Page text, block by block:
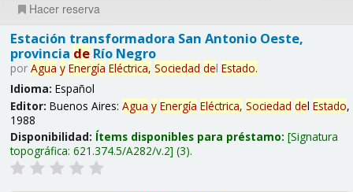
Hacer reserva
Estación transformadora San Antonio Oeste,
provincia deRío Negro
por Agua y Energía Eléctrica, Sociedad del Estado.
Idioma: Español
Editor: Buenos Aires: Agua y Energía Eléctrica, Sociedad del Estado,
1988
Disponibilidad: Ítems disponibles para préstamo: Signatura
topográfica: 621.374.5/A282/v.2 (3).